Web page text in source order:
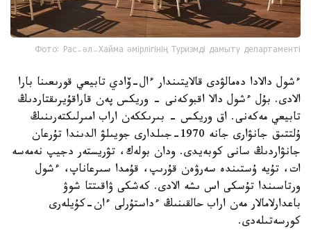
Фото: Рас-әл-Хайма әмірлігінің Туризмді дамыту департаменті
ءشول دالادا دەمالۋدى قالايتىندار ءال-ۆادي تابيعي قورىعىنا بارا
الادى. بۇل ءشول دالا اقبوكەنى - وريكس پەن قاراقۇيرىقتاردىڭ
تابيعي مەكەنى. اق وريكس - بىرىككەن اراب امىرلىكتەرىنىڭ
ۇلتتىق جانۋارى جانە 1970-جىلدارى جويىلۋ الدىندا تۇرعان
جانۋاردىڭ سانى كوبەيدى. ودان بولەك، تۋريستەر دجيپ نەمەسە
ات، تۇيە ۇستىندە سەرۋەن قۇرىپ، قۇمدا سىرعاناپ، ءشول
ورتاسىندا تۇسكى اس ىشە الادى. كەشكى ۋاقىتتا شوۋ
باعدارلامالار مەن اراب حالقىنىڭ ءداستۇرلى ءان-كۇيلەرى
كورسەتىلەدى.